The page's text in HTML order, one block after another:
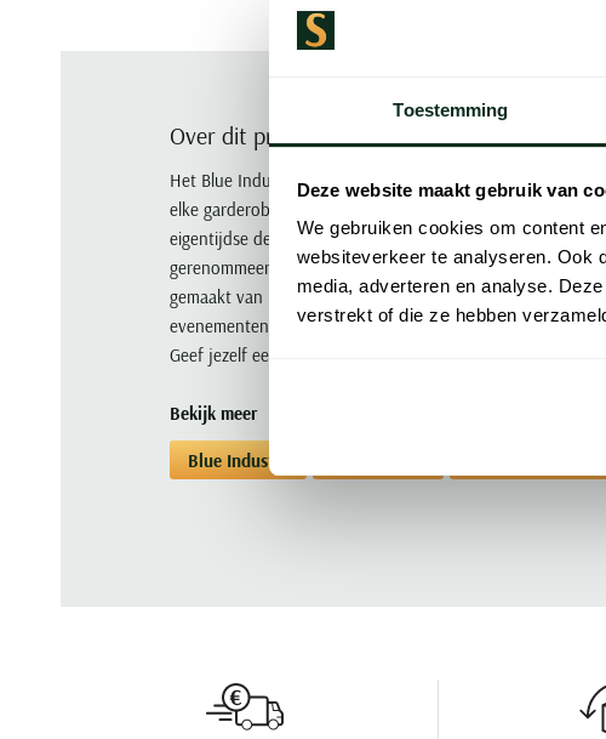
Toestemming
Deze website maakt gebruik van
We gebruiken cookies om content
websiteverkeer te analyseren. Ook
media, adverteren en analyse.
verstrekt of die ze hebben
Over dit product
Het Blue Industry heren overhemd in taupe print is een
elke garderobe. Het overhemd wordt gekenmerkt door
eigentijdse design - een mix van stedelijke verfijning en
gerenommeerde merk Blue Industry biedt het de perfecte
gemaakt van premium materialen en met oog voor detail.
evenementen als sociale bijeenkomsten - een echt
Geef jezelf een stijl-upgrade en shop nu het Blue Industry
Bekijk meer
Blue Industry